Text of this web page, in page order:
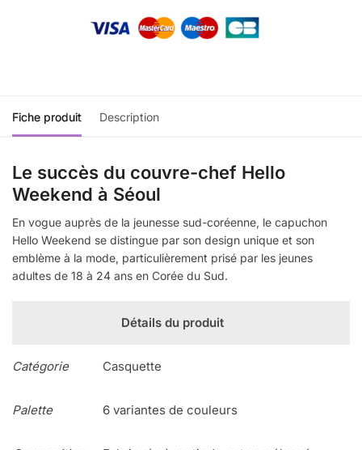
Fiche produit Description
Le succès du couvre-chef Hello
Weekend à Séoul
En vogue auprès de la jeunesse sud-coréenne, le capuchon
Hello Weekend se distingue par son design unique et son
emblème à la mode, particulièrement prisé par les jeunes
adultes de 18 à 24 ans en Corée du Sud.
Détails du produit
Catégorie Casquette
Palette 6 variantes de couleurs